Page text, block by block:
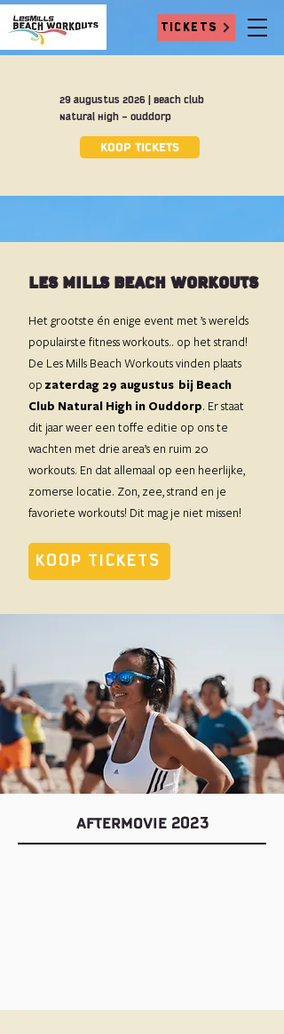
TICKETS
29 augustus 2026 | Beach club
Natural High - Ouddorp
KOOP TICKETS
LES MILLS BEACH WORKOUTS
Het grootste én enige event met ’s werelds
populairste fitness workouts.. op het strand!
De Les Mills Beach Workouts vinden plaats
op zaterdag 29 augustus bij Beach
Club Natural High in Ouddorp. Er staat
dit jaar weer een toffe editie op ons te
wachten met drie area’s en ruim 20
workouts. En dat allemaal op een heerlijke,
zomerse locatie. Zon, zee, strand en je
favoriete workouts! Dit mag je niet missen!
KOOP TICKETS
AFTERMOVIE 2023